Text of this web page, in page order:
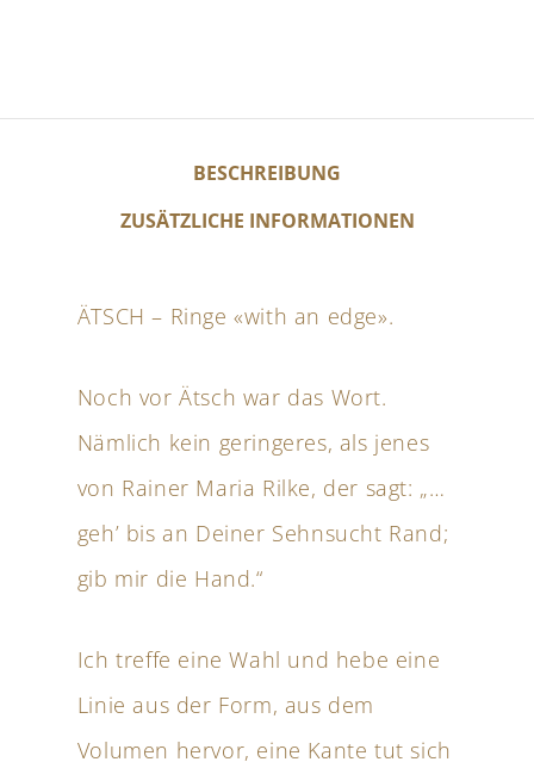
BESCHREIBUNG
ZUSÄTZLICHE INFORMATIONEN
ÄTSCH – Ringe «with an edge».
Noch vor Ätsch war das Wort.
Nämlich kein geringeres, als jenes
von Rainer Maria Rilke, der sagt: „…
geh’ bis an Deiner Sehnsucht Rand;
gib mir die Hand.“
Ich treffe eine Wahl und hebe eine
Linie aus der Form, aus dem
Volumen hervor, eine Kante tut sich